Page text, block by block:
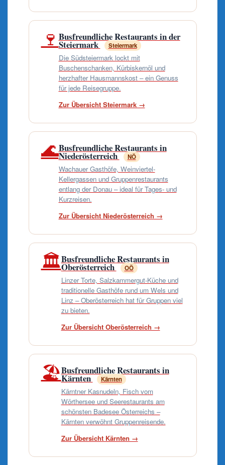
🍷Busfreundliche Restaurants in der
Steiermark Steiermark
Die Südsteiermark lockt mit
Buschenschanken, Kürbiskernöl und
herzhafter Hausmannskost – ein Genuss
für jede Reisegruppe.
Zur Übersicht Steiermark →
🌊Busfreundliche Restaurants in
Niederösterreich NÖ
Wachauer Gasthöfe, Weinviertel-
Kellergassen und Gruppenrestaurants
entlang der Donau – ideal für Tages- und
Kurzreisen.
Zur Übersicht Niederösterreich →
🏛️Busfreundliche Restaurants in
Oberösterreich OÖ
Linzer Torte, Salzkammergut-Küche und
traditionelle Gasthöfe rund um Wels und
Linz – Oberösterreich hat für Gruppen viel
zu bieten.
Zur Übersicht Oberösterreich →
🏖️Busfreundliche Restaurants in
Kärnten Kärnten
Kärntner Kasnudeln, Fisch vom
Wörthersee und Seerestaurants am
schönsten Badesee Österreichs –
Kärnten verwöhnt Gruppenreisende.
Zur Übersicht Kärnten →